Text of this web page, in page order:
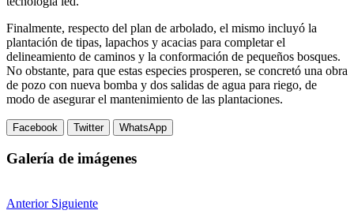
Finalmente, respecto del plan de arbolado, el mismo incluyó la
plantación de tipas, lapachos y acacias para completar el
delineamiento de caminos y la conformación de pequeños bosques.
No obstante, para que estas especies prosperen, se concretó una obra
de pozo con nueva bomba y dos salidas de agua para riego, de
modo de asegurar el mantenimiento de las plantaciones.
Facebook Twitter WhatsApp
Galería de imágenes
Anterior Siguiente